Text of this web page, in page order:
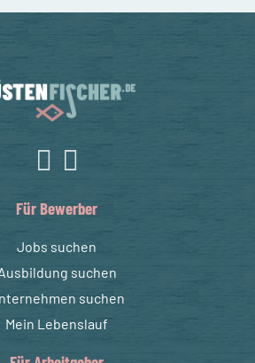
Für Bewerber
Jobs suchen
suchen
suchen
Mein Lebenslauf